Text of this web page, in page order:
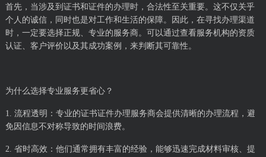
首先，当涉及到证书和证件的办理时，合法性至关重要。这不仅关乎
个人的诚信，同时也是对工作和生活的保障。因此，在寻找办理渠道
时，一定要选择正规、专业的服务商。可以通过查看服务机构的资质
认证、客户评价以及其成功案例，来判断其可靠性。
为什么选择专业服务更省心？
1. 流程透明：专业的证书证件办理服务商会提供清晰的办理流程，避
免因信息不对称导致的时间浪费。
2. 省时高效：他们通常拥有丰富的经验，能够迅速完成材料审核、提